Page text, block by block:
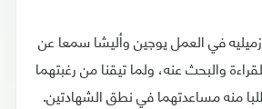
في العمل يوجين وأليشا سمعا عن
والبحث عنه، ولما تيقنا من رغبتهما
منه مساعدتهما في نطق الشهادتين.